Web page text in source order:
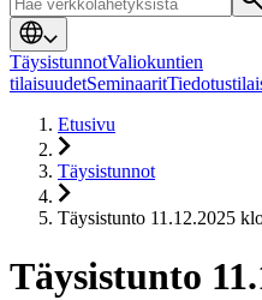
TäysistunnotValiokuntien
tilaisuudetSeminaarit
Etusivu
Täysistunnot
Täysistunto 11.12.2025
Täysistunto